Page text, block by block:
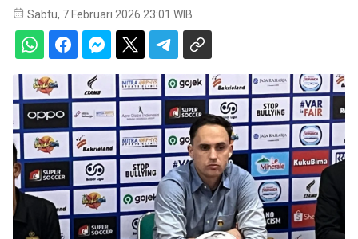
Sabtu, 7 Februari 2026 23:01 WIB